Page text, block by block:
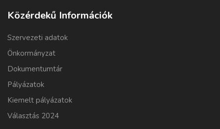
Közérdekű Információk
Szervezeti adatok
Önkormányzat
Dokumentumtár
Pályázatok
Kiemelt pályázatok
Választás 2024